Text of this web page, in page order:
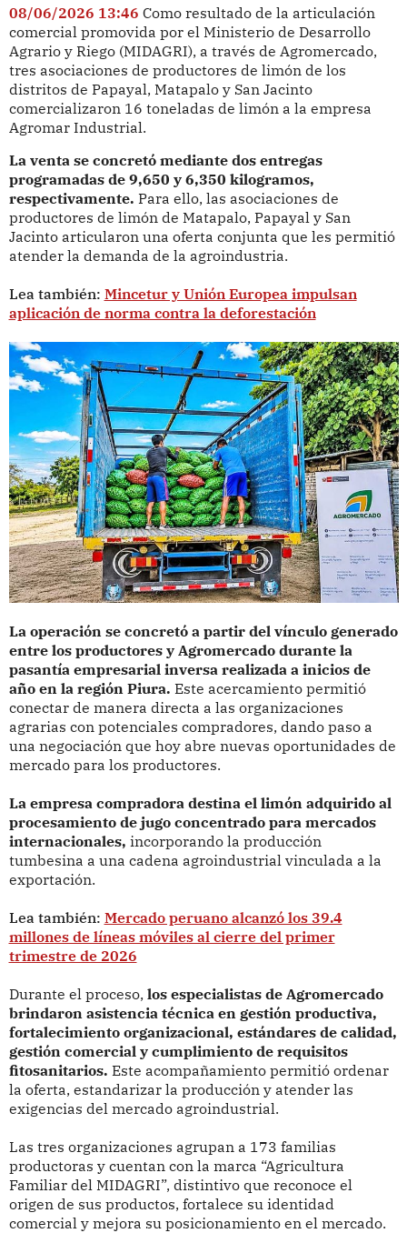
08/06/2026 13:46 Como resultado de la articulación
comercial promovida por el Ministerio de Desarrollo
Agrario y Riego (MIDAGRI), a través de Agromercado,
tres asociaciones de productores de limón de los
distritos de Papayal, Matapalo y San Jacinto
comercializaron 16 toneladas de limón a la empresa
Agromar Industrial.
La venta se concretó mediante dos entregas
programadas de 9,650 y 6,350 kilogramos,
respectivamente. Para ello, las asociaciones de
productores de limón de Matapalo, Papayal y San
Jacinto articularon una oferta conjunta que les permitió
atender la demanda de la agroindustria.
Lea también: Mincetur y Unión Europea impulsan
aplicación de norma contra la deforestación
La operación se concretó a partir del vínculo generado
entre los productores y Agromercado durante la
pasantía empresarial inversa realizada a inicios de
año en la región Piura. Este acercamiento permitió
conectar de manera directa a las organizaciones
agrarias con potenciales compradores, dando paso a
una negociación que hoy abre nuevas oportunidades de
mercado para los productores.
La empresa compradora destina el limón adquirido al
procesamiento de jugo concentrado para mercados
internacionales, incorporando la producción
tumbesina a una cadena agroindustrial vinculada a la
exportación.
Lea también: Mercado peruano alcanzó los 39.4
millones de líneas móviles al cierre del primer
trimestre de 2026
Durante el proceso, los especialistas de Agromercado
brindaron asistencia técnica en gestión productiva,
fortalecimiento organizacional, estándares de calidad,
gestión comercial y cumplimiento de requisitos
fitosanitarios. Este acompañamiento permitió ordenar
la oferta, estandarizar la producción y atender las
exigencias del mercado agroindustrial.
Las tres organizaciones agrupan a 173 familias
productoras y cuentan con la marca “Agricultura
Familiar del MIDAGRI”, distintivo que reconoce el
origen de sus productos, fortalece su identidad
comercial y mejora su posicionamiento en el mercado.